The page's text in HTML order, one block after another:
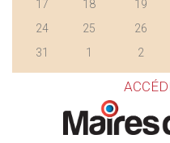
17
18 19
24
25 26
31
1 2